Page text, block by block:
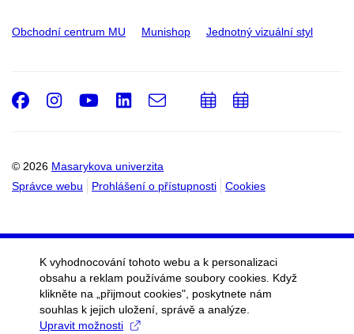
Obchodní centrum MU Munishop Jednotný vizuální styl
© 2026 Masarykova univerzita
Správce webu
Prohlášení o přístupnosti Cookies
Facebook
Instagram
Youtube
LinkedIn
e-
PřidatPřidat
K vyhodnocování tohoto webu a k personalizaci
obsahu a reklam používáme soubory cookies. Když
klikněte na „přijmout cookies", poskytnete nám
souhlas k jejich uložení, správě a analýze.
Upravit možnosti